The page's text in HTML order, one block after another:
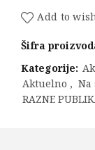
Add to
Šifra
Kategorije:
Aktuelno , Na
RAZNE